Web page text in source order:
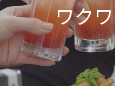
ワク
ワク